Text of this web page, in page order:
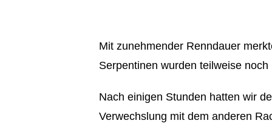
Mit zunehmender Renndauer
Serpentinen wurden teilweise
Nach einigen Stunden hatten wir
Verwechslung mit dem anderen